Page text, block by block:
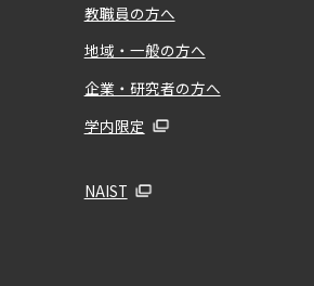
教職員の方へ
地域・一般の方へ
企業・研究者の方へ
学内限定
NAIST